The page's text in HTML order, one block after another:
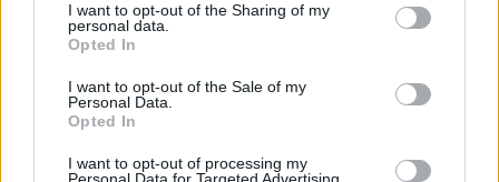
I want to opt-out of the Sharing of my
personal data.
Opted In
I want to opt-out of the Sale of my
Personal Data.
Opted In
I want to opt-out of processing my
économiseurs d’eau sur la douche.
Arrosez votre jardin tôt le matin ou tard le soir pour
limiter l’évaporation.
Privilégiez la douche au bain quand c’est possible.
Remplissez complètement votre lave-linge ou lave-